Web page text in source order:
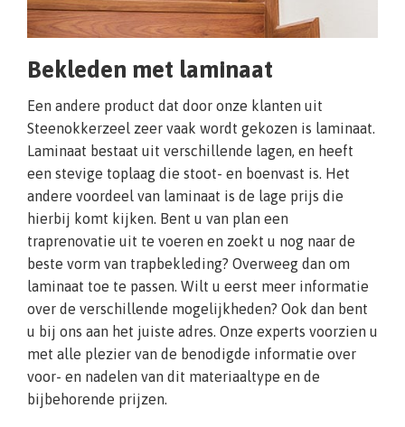
Bekleden met laminaat
Een andere product dat door onze klanten uit
Steenokkerzeel zeer vaak wordt gekozen is laminaat.
Laminaat bestaat uit verschillende lagen, en heeft
een stevige toplaag die stoot- en boenvast is. Het
andere voordeel van laminaat is de lage prijs die
hierbij komt kijken. Bent u van plan een
traprenovatie uit te voeren en zoekt u nog naar de
beste vorm van trapbekleding? Overweeg dan om
laminaat toe te passen. Wilt u eerst meer informatie
over de verschillende mogelijkheden? Ook dan bent
u bij ons aan het juiste adres. Onze experts voorzien u
met alle plezier van de benodigde informatie over
voor- en nadelen van dit materiaaltype en de
bijbehorende prijzen.